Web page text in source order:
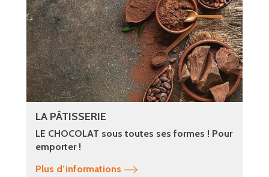
LA PÂTISSERIE
LE CHOCOLAT sous toutes ses formes ! Pour
emporter !
Plus d’informations